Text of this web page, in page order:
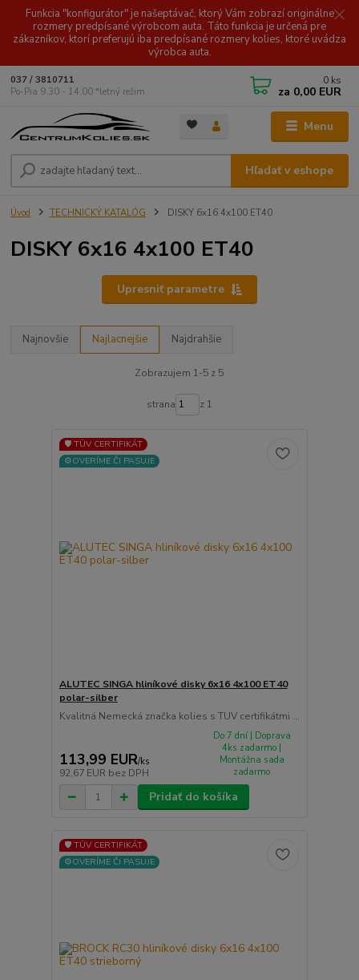
Funkcia "konfigurátor" je našeptávač, ktorý Vám zobrazí originálne
rozmery predpísané výrobcom auta. Táto funkcia je určená pre
zákazníkov, ktorí preferujú iba predpísané rozmery kolies, ktoré uvádza
výrobca auta.
Menu
Hľadať v eshope
037 / 3810711
Po-Pia 9.30 - 14.00 *letný režim
0 ks
za 0,00 EUR
Úvod TECHNICKÝ KATALÓG DISKY 6x16 4x100 ET40
DISKY 6x16 4x100 ET40
Upresniť parametre
Najnovšie Najlacnejšie Najdrahšie
Zobrazujem 1-5 z 5
strana z 1
🛡️ TÜV CERTIFIKÁT
⚙️OVERÍME ČI PASUJE
ALUTEC SINGA hliníkové disky 6x16 4x100 ET40
polar-silber
Kvalitná Nemecká značka kolies s TUV certifikátmi ...
113,99 EUR/ks
92,67 EUR bez DPH
Do 7 dní | Doprava
4ks zadarmo |
Montážna sada
zadarmo
Pridať do košíka
🛡️ TÜV CERTIFIKÁT
⚙️OVERÍME ČI PASUJE